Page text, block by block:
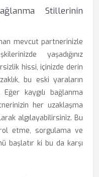
Stillerinin
mevcut partnerinizle
yaşadığınız
hissi, içinizde derin
bu eski yaraların
kaygılı bağlanma
her uzaklaşma
algılayabilirsiniz. Bu
etme, sorgulama ve
başlatır ki bu da karşı